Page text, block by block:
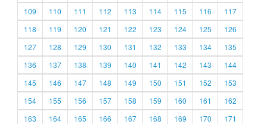
109
110 111 112 113 114 115 116
117
118
119 120 121 122 123 124 125
126
127
128 129 130 131 132 133 134
135
136
137 138 139 140 141 142 143
144
145
146 147 148 149 150 151 152
153
154
155 156 157 158 159 160 161
162
163
164 165 166 167 168 169 170
171